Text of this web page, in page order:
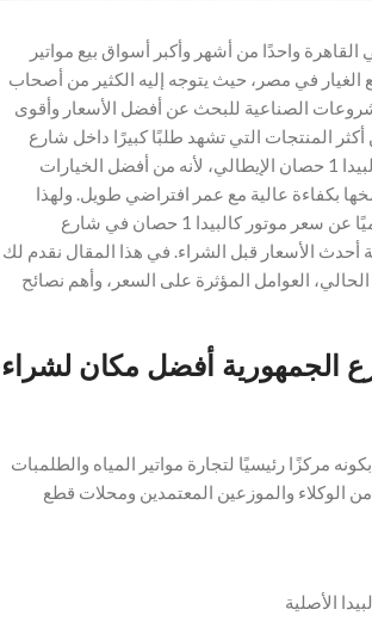
واحدًا من أشهر وأكبر أسواق بيع مواتير
الغيار في مصر، حيث يتوجه إليه الكثير من أصحاب
الصناعية للبحث عن أفضل الأسعار وأقوى
أكثر المنتجات التي تشهد طلبًا كبيرًا داخل شارع
الجمهورية هو موتور كالبيدا 1 حصان الإيطالي، لأنه من أفضل الخيارات
بكفاءة عالية مع عمر افتراضي طويل. ولهذا
السبب يزداد البحث يوميًا عن سعر موتور كالبيدا 1 حصان في شارع
أحدث الأسعار قبل الشراء. في هذا المقال نقدم لك
العوامل المؤثرة على السعر، وأهم نصائح
الجمهورية أفضل مكان لشراء
مركزًا رئيسيًا لتجارة مواتير المياه والطلمبات
الوكلاء والموزعين المعتمدين ومحلات قطع
الأصلية